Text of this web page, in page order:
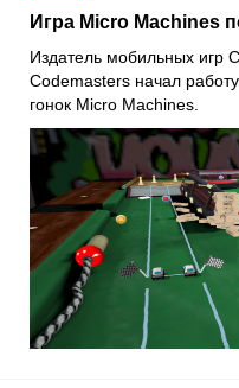
Игра Micro Machines
Издатель мобильных игр
Codemasters начал
гонок Micro Machines.